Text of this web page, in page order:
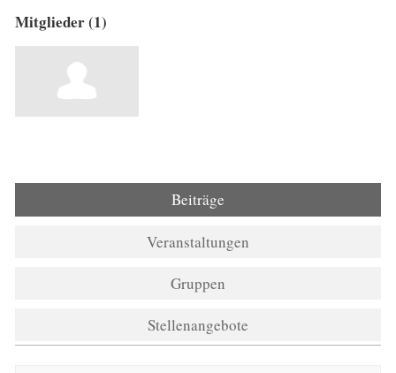
Mitglieder (1)
Beiträge
Veranstaltungen
Gruppen
Stellenangebote